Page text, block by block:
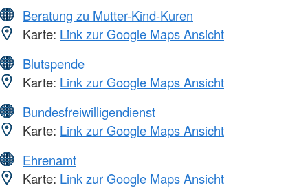
Beratung zu Mutter-Kind-Kuren
Karte: Link zur Google Maps Ansicht
Blutspende
Karte: Link zur Google Maps Ansicht
Bundesfreiwilligendienst
Karte: Link zur Google Maps Ansicht
Ehrenamt
Karte: Link zur Google Maps Ansicht